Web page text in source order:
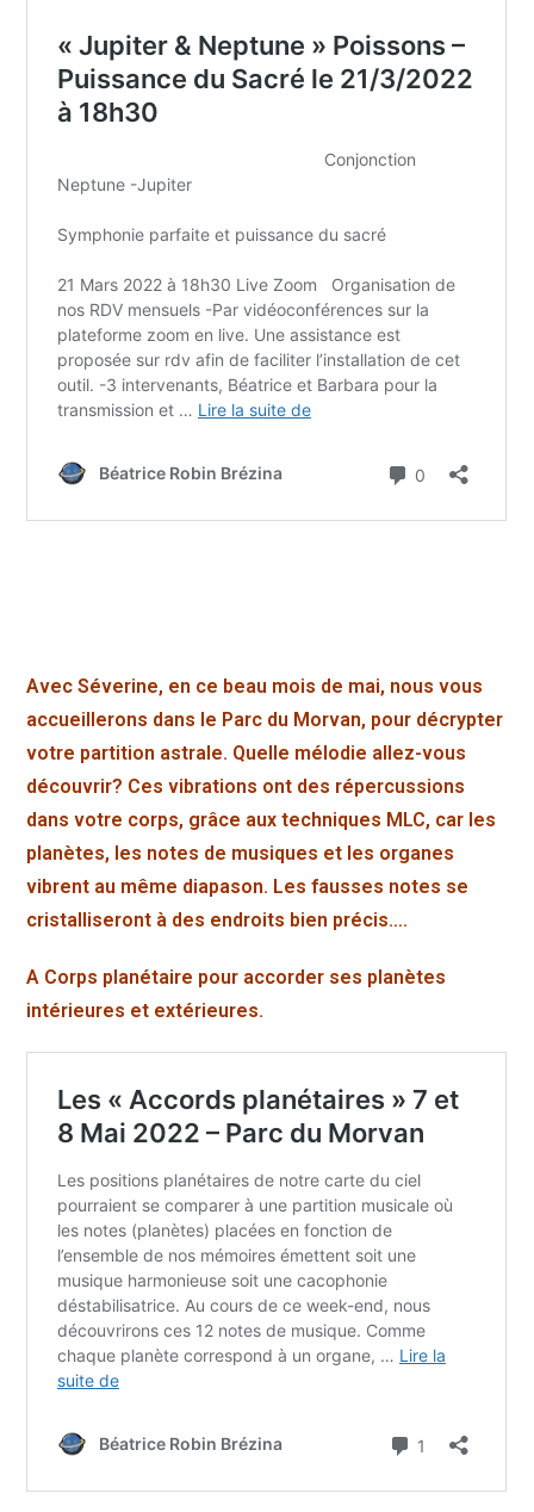
Avec Séverine, en ce beau mois de mai, nous vous
accueillerons dans le Parc du Morvan, pour décrypter
votre partition astrale. Quelle mélodie allez-vous
découvrir? Ces vibrations ont des répercussions
dans votre corps, grâce aux techniques MLC, car les
planètes, les notes de musiques et les organes
vibrent au même diapason. Les fausses notes se
cristalliseront à des endroits bien précis….
A Corps planétaire pour accorder ses planètes
intérieures et extérieures.